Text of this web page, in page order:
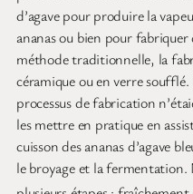
d’agave pour produire la
ananas ou bien pour
méthode traditionnelle, la
céramique ou en verre
processus de fabrication
les mettre en pratique en
cuisson des ananas d’agave
le broyage et la fermentation.